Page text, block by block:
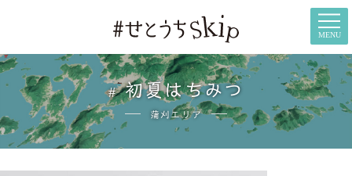
初夏はちみつ
蒲刈エリア